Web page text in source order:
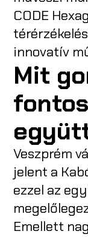
CODE
innovatív
Mit
Veszprém
jelent a
ezzel az
Emellett